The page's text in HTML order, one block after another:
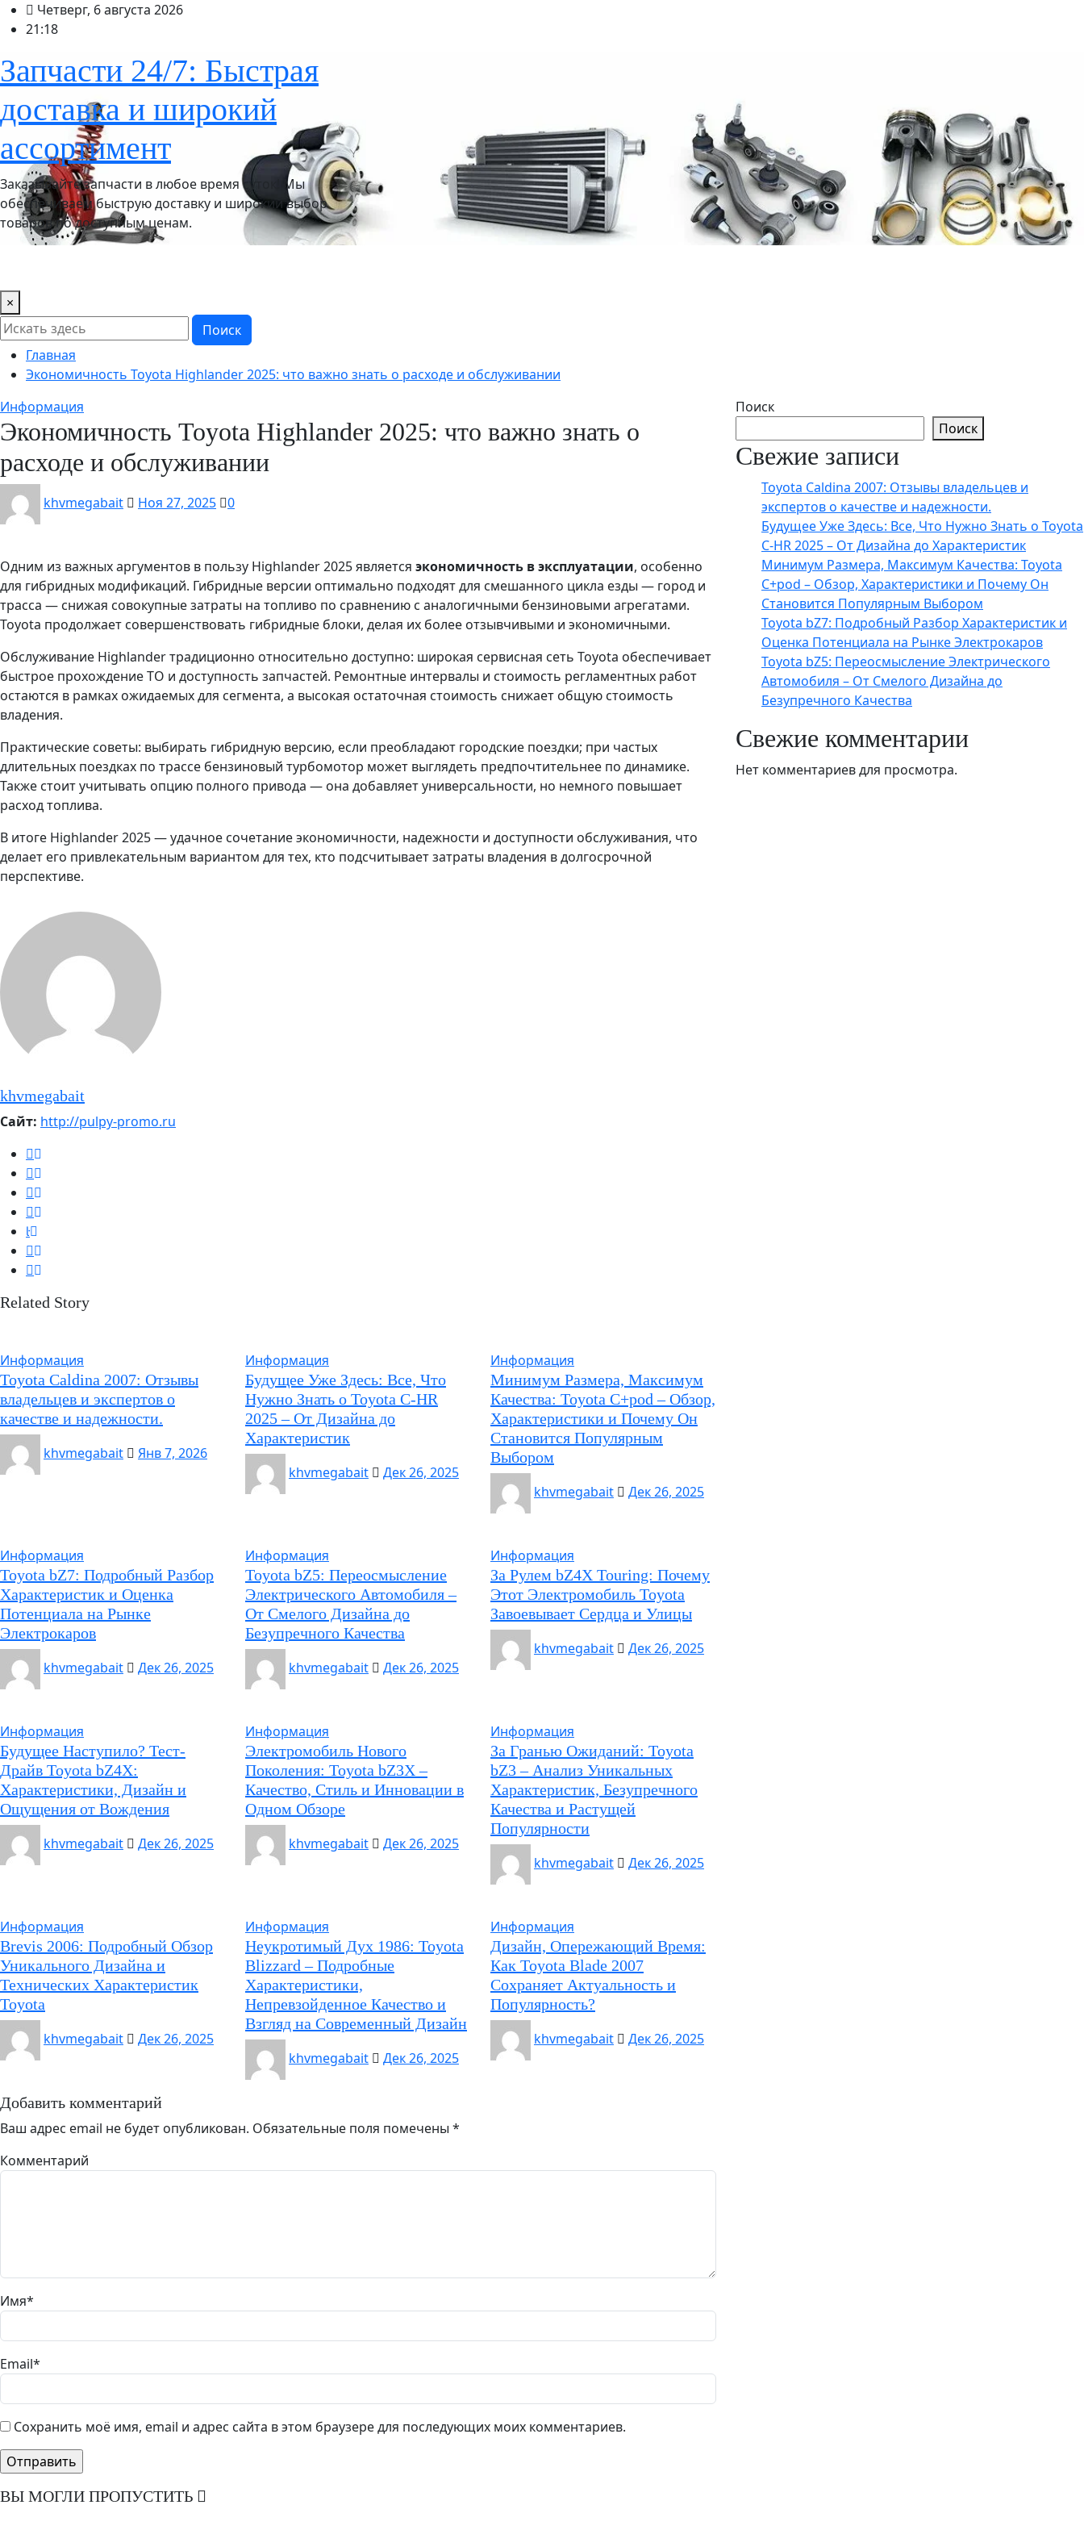
ПерейтиЧетверг, 6 августа 2026
21:18
Запчасти 24/7: Быстрая
доставка и широкий
ассортимент
Заказывайте запчасти в любое время суток! Мы
обеспечиваем быструю доставку и широкий выбор
товаров по доступным ценам.
×
Поиск
Главная
Экономичность Toyota Highlander 2025: что важно знать о расходе и обслуживании
Информация
Экономичность Toyota Highlander 2025: что важно знать о
расходе и обслуживании
khvmegabait Ноя 27, 2025 0
Одним из важных аргументов в пользу Highlander 2025 является экономичность в эксплуатации, особенно
для гибридных модификаций. Гибридные версии оптимально подходят для смешанного цикла езды — город и
трасса — снижая совокупные затраты на топливо по сравнению с аналогичными бензиновыми агрегатами.
Toyota продолжает совершенствовать гибридные блоки, делая их более отзывчивыми и экономичными.
Обслуживание Highlander традиционно относительно доступно: широкая сервисная сеть Toyota обеспечивает
быстрое прохождение ТО и доступность запчастей. Ремонтные интервалы и стоимость регламентных работ
остаются в рамках ожидаемых для сегмента, а высокая остаточная стоимость снижает общую стоимость
владения.
Практические советы: выбирать гибридную версию, если преобладают городские поездки; при частых
длительных поездках по трассе бензиновый турбомотор может выглядеть предпочтительнее по динамике.
Также стоит учитывать опцию полного привода — она добавляет универсальности, но немного повышает
расход топлива.
В итоге Highlander 2025 — удачное сочетание экономичности, надежности и доступности обслуживания, что
делает его привлекательным вариантом для тех, кто подсчитывает затраты владения в долгосрочной
перспективе.
khvmegabait
Сайт: http://pulpy-promo.ru
Related Story
Информация
Toyota Caldina 2007: Отзывы
владельцев и экспертов о
качестве и надежности.
khvmegabait
Янв 7, 2026
Информация
Будущее Уже Здесь: Все, Что
Нужно Знать о Toyota C-HR
2025 – От Дизайна до
Характеристик
khvmegabait
Дек 26, 2025
Информация
Минимум Размера, Максимум
Качества: Toyota C+pod – Обзор,
Характеристики и Почему Он
Становится Популярным
Выбором
khvmegabait
Дек 26, 2025
Информация
Toyota bZ7: Подробный Разбор
Характеристик и Оценка
Потенциала на Рынке
Электрокаров
khvmegabait
Дек 26, 2025
Информация
Toyota bZ5: Переосмысление
Электрического Автомобиля –
От Смелого Дизайна до
Безупречного Качества
khvmegabait
Дек 26, 2025
Информация
За Рулем bZ4X Touring: Почему
Этот Электромобиль Toyota
Завоевывает Сердца и Улицы
khvmegabait
Дек 26, 2025
Информация
Будущее Наступило? Тест-
Драйв Toyota bZ4X:
Характеристики, Дизайн и
Ощущения от Вождения
khvmegabait
Дек 26, 2025
Информация
Электромобиль Нового
Поколения: Toyota bZ3X –
Качество, Стиль и Инновации в
Одном Обзоре
khvmegabait
Дек 26, 2025
Информация
За Гранью Ожиданий: Toyota
bZ3 – Анализ Уникальных
Характеристик, Безупречного
Качества и Растущей
Популярности
khvmegabait
Дек 26, 2025
Информация
Brevis 2006: Подробный Обзор
Уникального Дизайна и
Технических Характеристик
Toyota
khvmegabait
Дек 26, 2025
Информация
Неукротимый Дух 1986: Toyota
Blizzard – Подробные
Характеристики,
Непревзойденное Качество и
Взгляд на Современный Дизайн
khvmegabait
Дек 26, 2025
Информация
Дизайн, Опережающий Время:
Как Toyota Blade 2007
Сохраняет Актуальность и
Популярность?
khvmegabait
Дек 26, 2025
Добавить комментарий
Ваш адрес email не будет опубликован. Обязательные поля помечены *
Комментарий
Имя*
Email*
Сохранить моё имя, email и адрес сайта в этом браузере для последующих моих комментариев.
Поиск
Поиск
Свежие записи
Toyota Caldina 2007: Отзывы владельцев и
экспертов о качестве и надежности.
Будущее Уже Здесь: Все, Что Нужно Знать о Toyota
C-HR 2025 – От Дизайна до Характеристик
Минимум Размера, Максимум Качества: Toyota
C+pod – Обзор, Характеристики и Почему Он
Становится Популярным Выбором
Toyota bZ7: Подробный Разбор Характеристик и
Оценка Потенциала на Рынке Электрокаров
Toyota bZ5: Переосмысление Электрического
Автомобиля – От Смелого Дизайна до
Безупречного Качества
Свежие комментарии
Нет комментариев для просмотра.
ВЫ МОГЛИ ПРОПУСТИТЬ